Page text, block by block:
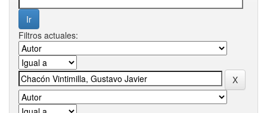
Filtros actuales: